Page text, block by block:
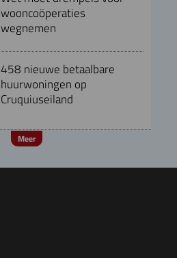
wooncoöperaties
wegnemen
458 nieuwe betaalbare
huurwoningen op
Cruquiuseiland
Meer